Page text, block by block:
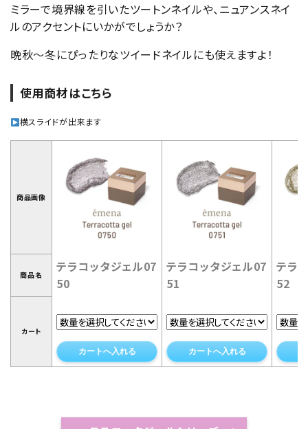
ミラーで境界線を引いたツートンネイルや、ニュアンスネイ
ルのアクセントにいかがでしょうか？
晩秋〜冬にぴったりなツイードネイルにも使えますよ！
使用商材はこちら
横スライドが出来ます
商品画像
商品名
テラコッタジェル07
50
テラコッタジェル07
51
テラ
52
カート
カートへ入れる カートへ入れる